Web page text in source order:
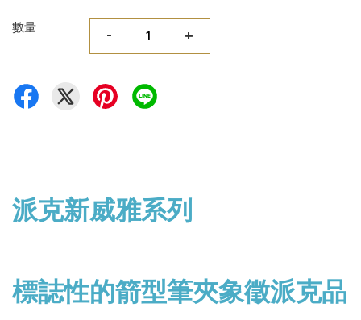
數量 - +
派克新威雅系列
標誌性的箭型筆夾象徵派克品